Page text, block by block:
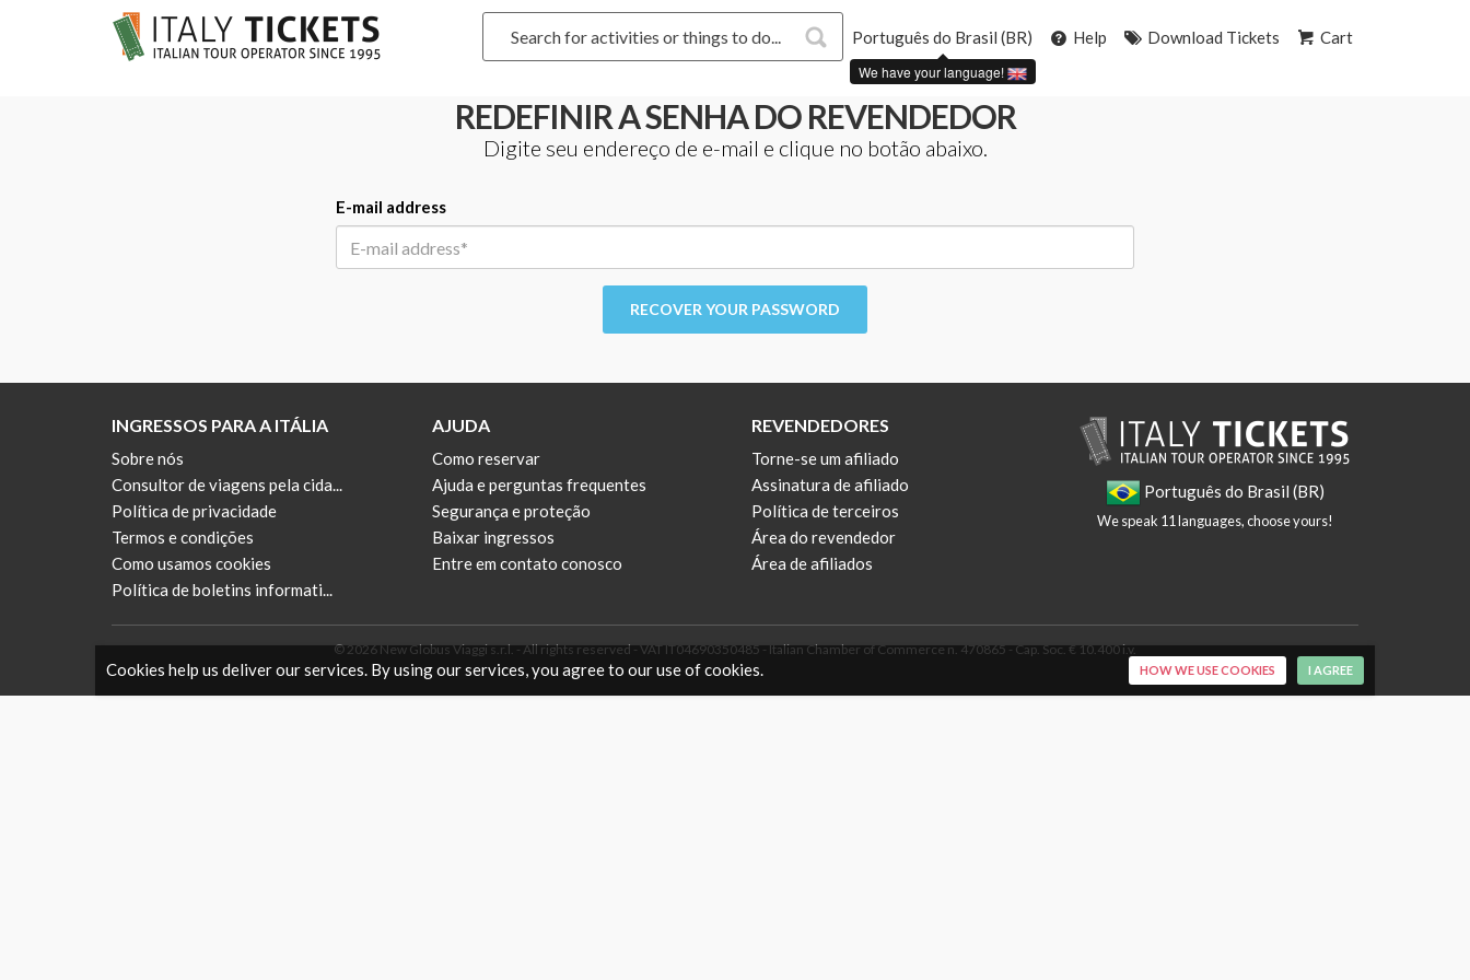
Português do Brasil (BR)
We have your language!
Help Download Tickets Cart
REDEFINIR A SENHA DO REVENDEDOR
Digite seu endereço de e-mail e clique no botão abaixo.
E-mail address
RECOVER YOUR PASSWORD
INGRESSOS PARA A ITÁLIA
Sobre nós
Consultor de viagens pela cida...
Política de privacidade
Termos e condições
Como usamos cookies
Política de boletins informati...
AJUDA
Como reservar
Ajuda e perguntas frequentes
Segurança e proteção
Baixar ingressos
Entre em contato conosco
REVENDEDORES
Torne-se um afiliado
Assinatura de afiliado
Política de terceiros
Área do revendedor
Área de afiliados
Cookies help us deliver our services. By using our services, you agree to our use of cookies. I AGREE
HOW WE USE COOKIES
Português do Brasil (BR)
We speak 11 languages, choose yours!
© 2026 New Globus Viaggi s.r.l. - All rights reserved - VAT IT04690350485 - Italian Chamber of Commerce n. 470865 - Cap. Soc. € 10.400 i.v.